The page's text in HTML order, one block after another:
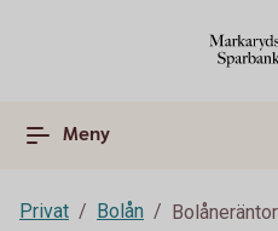
Meny
Privat Bolån Bolåneräntor